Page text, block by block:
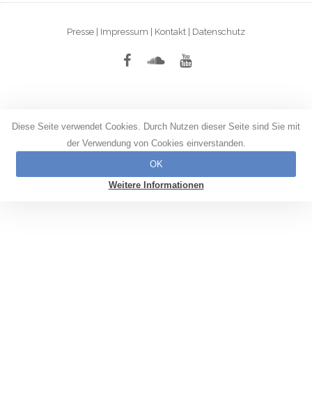
Presse | Impressum | Kontakt | Datenschutz
Diese Seite verwendet Cookies. Durch Nutzen dieser Seite sind Sie mit
der Verwendung von Cookies einverstanden.
OK
Weitere Informationen